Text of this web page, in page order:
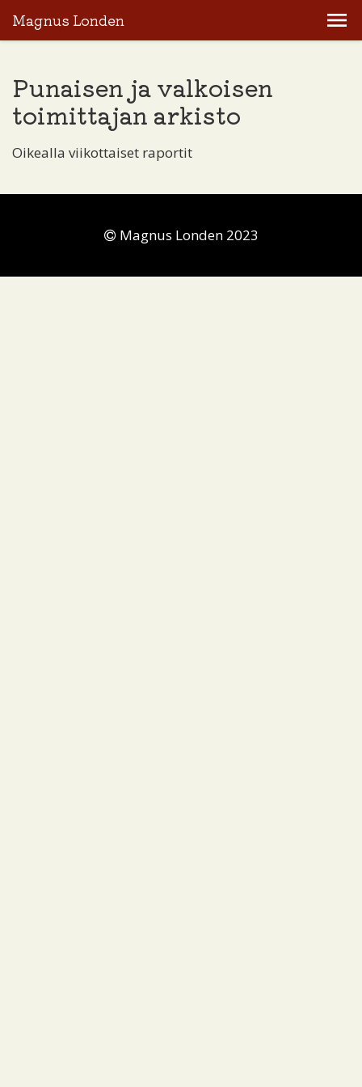
Magnus Londen
Punaisen ja valkoisen
toimittajan arkisto
Oikealla viikottaiset raportit
Magnus Londen 2023